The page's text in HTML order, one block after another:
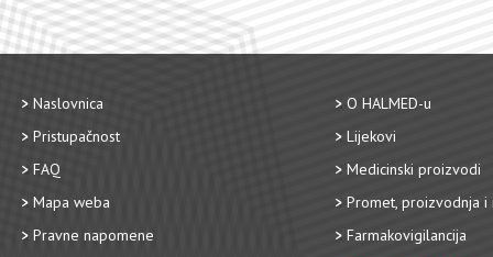
Naslovnica
Pristupačnost
FAQ
Mapa weba
Pravne napomene
O HALMED-u
Lijekovi
Medicinski proizvodi
Promet, proizvodnja i
Farmakovigilancija